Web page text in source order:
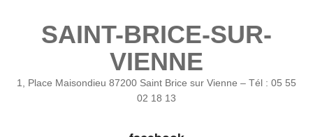
SAINT-BRICE-SUR-
VIENNE
1, Place Maisondieu 87200 Saint Brice sur Vienne – Tél : 05 55
02 18 13